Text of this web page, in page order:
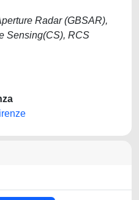
Radar (GBSAR),
Sensing(CS), RCS